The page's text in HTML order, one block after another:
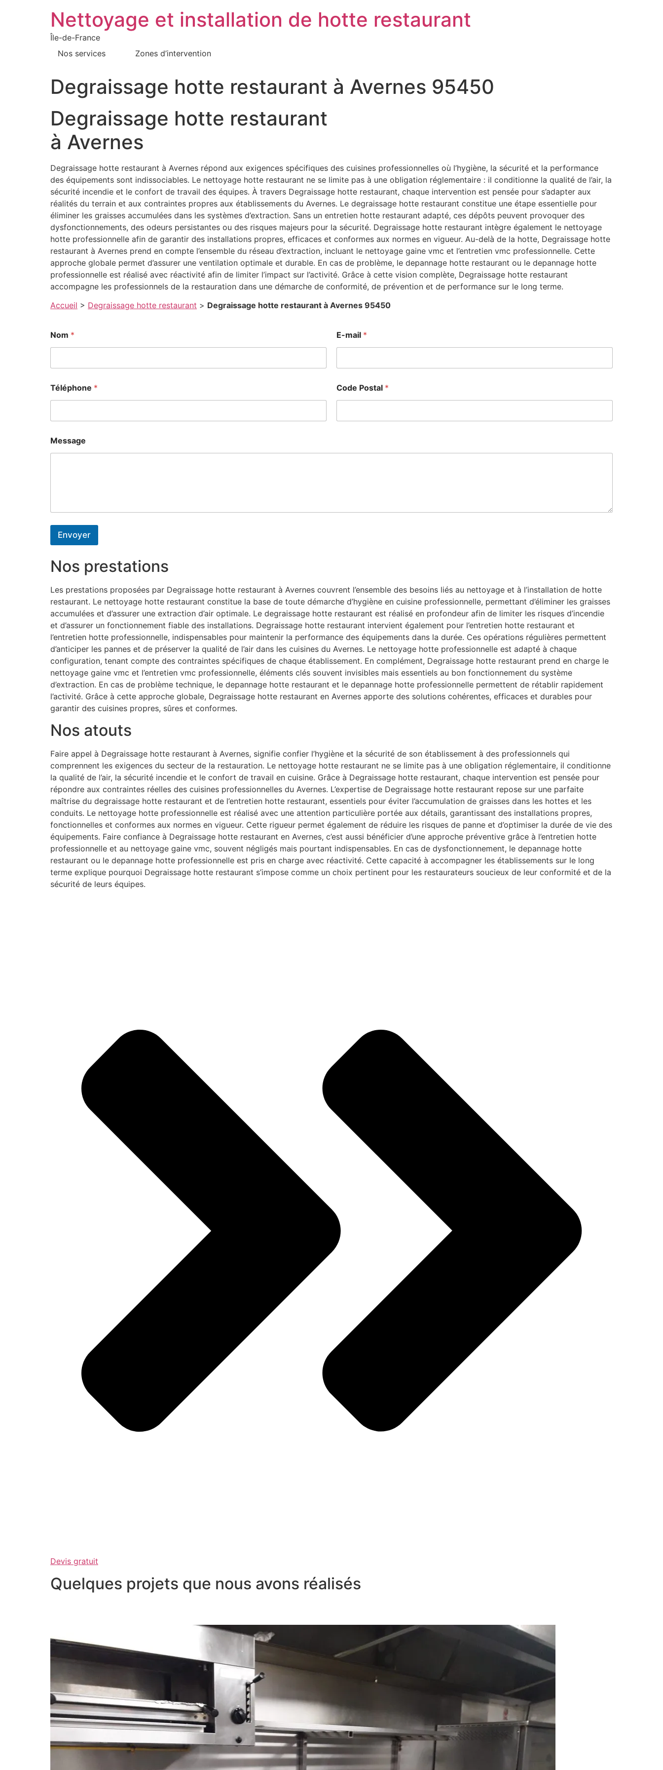
Nettoyage et installation de hotte restaurant
Île-de-France
Nos services
Zones d’intervention
Degraissage hotte restaurant à Avernes 95450
Degraissage hotte restaurant
à Avernes
Degraissage hotte restaurant à Avernes répond aux exigences spécifiques des cuisines professionnelles où l’hygiène, la sécurité et la performance
des équipements sont indissociables. Le nettoyage hotte restaurant ne se limite pas à une obligation réglementaire : il conditionne la qualité de l’air, la
sécurité incendie et le confort de travail des équipes. À travers Degraissage hotte restaurant, chaque intervention est pensée pour s’adapter aux
réalités du terrain et aux contraintes propres aux établissements du Avernes. Le degraissage hotte restaurant constitue une étape essentielle pour
éliminer les graisses accumulées dans les systèmes d’extraction. Sans un entretien hotte restaurant adapté, ces dépôts peuvent provoquer des
dysfonctionnements, des odeurs persistantes ou des risques majeurs pour la sécurité. Degraissage hotte restaurant intègre également le nettoyage
hotte professionnelle afin de garantir des installations propres, efficaces et conformes aux normes en vigueur. Au-delà de la hotte, Degraissage hotte
restaurant à Avernes prend en compte l’ensemble du réseau d’extraction, incluant le nettoyage gaine vmc et l’entretien vmc professionnelle. Cette
approche globale permet d’assurer une ventilation optimale et durable. En cas de problème, le depannage hotte restaurant ou le depannage hotte
professionnelle est réalisé avec réactivité afin de limiter l’impact sur l’activité. Grâce à cette vision complète, Degraissage hotte restaurant
accompagne les professionnels de la restauration dans une démarche de conformité, de prévention et de performance sur le long terme.
Accueil > Degraissage hotte restaurant > Degraissage hotte restaurant à Avernes 95450
-
m
i
E
-
m
i
*
Nom * E-mail *
Téléphone * Code Postal *
Message
Envoyer
Nos prestations
Les prestations proposées par Degraissage hotte restaurant à Avernes couvrent l’ensemble des besoins liés au nettoyage et à l’installation de hotte
restaurant. Le nettoyage hotte restaurant constitue la base de toute démarche d’hygiène en cuisine professionnelle, permettant d’éliminer les graisses
accumulées et d’assurer une extraction d’air optimale. Le degraissage hotte restaurant est réalisé en profondeur afin de limiter les risques d’incendie
et d’assurer un fonctionnement fiable des installations. Degraissage hotte restaurant intervient également pour l’entretien hotte restaurant et
l’entretien hotte professionnelle, indispensables pour maintenir la performance des équipements dans la durée. Ces opérations régulières permettent
d’anticiper les pannes et de préserver la qualité de l’air dans les cuisines du Avernes. Le nettoyage hotte professionnelle est adapté à chaque
configuration, tenant compte des contraintes spécifiques de chaque établissement. En complément, Degraissage hotte restaurant prend en charge le
nettoyage gaine vmc et l’entretien vmc professionnelle, éléments clés souvent invisibles mais essentiels au bon fonctionnement du système
d’extraction. En cas de problème technique, le depannage hotte restaurant et le depannage hotte professionnelle permettent de rétablir rapidement
l’activité. Grâce à cette approche globale, Degraissage hotte restaurant en Avernes apporte des solutions cohérentes, efficaces et durables pour
garantir des cuisines propres, sûres et conformes.
Nos atouts
Faire appel à Degraissage hotte restaurant à Avernes, signifie confier l’hygiène et la sécurité de son établissement à des professionnels qui
comprennent les exigences du secteur de la restauration. Le nettoyage hotte restaurant ne se limite pas à une obligation réglementaire, il conditionne
la qualité de l’air, la sécurité incendie et le confort de travail en cuisine. Grâce à Degraissage hotte restaurant, chaque intervention est pensée pour
répondre aux contraintes réelles des cuisines professionnelles du Avernes. L’expertise de Degraissage hotte restaurant repose sur une parfaite
maîtrise du degraissage hotte restaurant et de l’entretien hotte restaurant, essentiels pour éviter l’accumulation de graisses dans les hottes et les
conduits. Le nettoyage hotte professionnelle est réalisé avec une attention particulière portée aux détails, garantissant des installations propres,
fonctionnelles et conformes aux normes en vigueur. Cette rigueur permet également de réduire les risques de panne et d’optimiser la durée de vie des
équipements. Faire confiance à Degraissage hotte restaurant en Avernes, c’est aussi bénéficier d’une approche préventive grâce à l’entretien hotte
professionnelle et au nettoyage gaine vmc, souvent négligés mais pourtant indispensables. En cas de dysfonctionnement, le depannage hotte
restaurant ou le depannage hotte professionnelle est pris en charge avec réactivité. Cette capacité à accompagner les établissements sur le long
terme explique pourquoi Degraissage hotte restaurant s’impose comme un choix pertinent pour les restaurateurs soucieux de leur conformité et de la
sécurité de leurs équipes.
Devis gratuit
Quelques projets que nous avons réalisés